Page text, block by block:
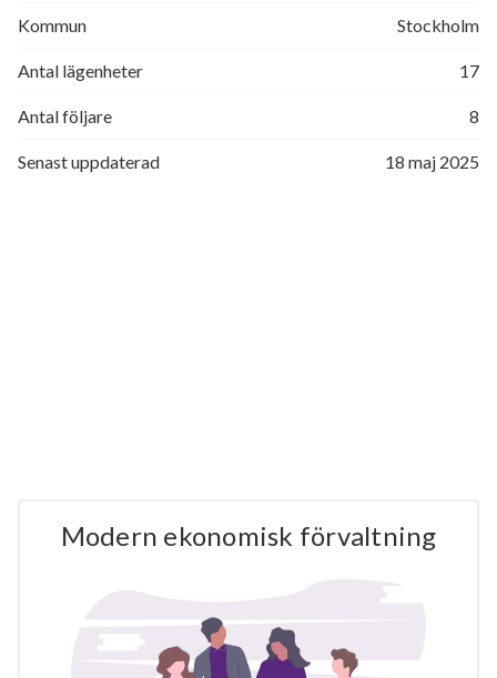
Kommun Stockholm
Antal lägenheter 17
Antal följare 8
Senast uppdaterad 18 maj 2025
Modern ekonomisk förvaltning